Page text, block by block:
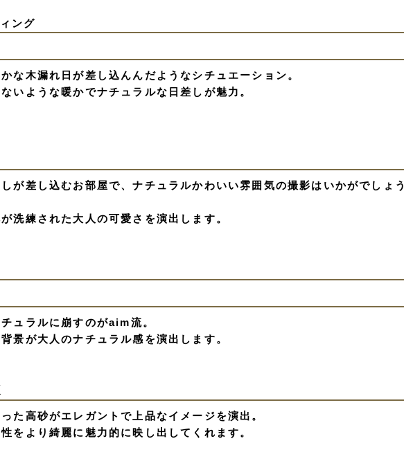
な木漏れ日が差し込んんだようなシチュエーション。
いような暖かでナチュラルな日差しが魅力。
が差し込むお部屋で、ナチュラルかわいい雰囲気の撮影はいかがでしょう
洗練された大人の可愛さを演出します。
ュラルに崩すのがaim流。
景が大人のナチュラル感を演出します。
た高砂がエレガントで上品なイメージを演出。
をより綺麗に魅力的に映し出してくれます。